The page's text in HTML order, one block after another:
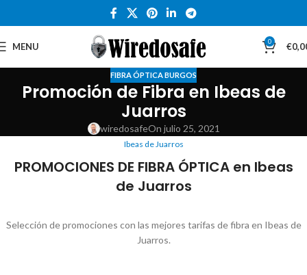
MENU 0 €
FIBRA ÓPTICA BURGOS
Promoción de Fibra en Ibeas de
Juarros
wiredosafeOn julio 25, 2021
Ibeas de Juarros
PROMOCIONES DE FIBRA ÓPTICA en Ibeas
de Juarros
Selección de promociones con las mejores tarifas de fibra en Ibeas de
Juarros.